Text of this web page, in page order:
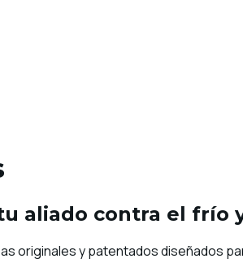
aliado contra el frío
originales y patentados diseñados